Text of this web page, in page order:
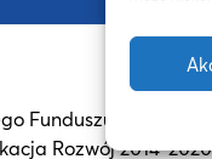
Funduszu
Rozwój 2014-